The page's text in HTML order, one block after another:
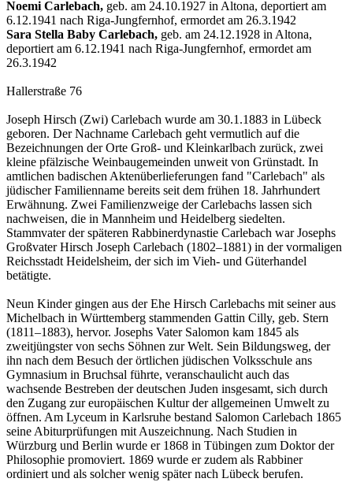
Noemi Carlebach, geb. am 24.10.1927 in Altona, deportiert am
6.12.1941 nach Riga-Jungfernhof, ermordet am 26.3.1942
Sara Stella Baby Carlebach, geb. am 24.12.1928 in Altona,
deportiert am 6.12.1941 nach Riga-Jungfernhof, ermordet am
26.3.1942
Hallerstraße 76
Joseph Hirsch (Zwi) Carlebach wurde am 30.1.1883 in Lübeck
geboren. Der Nachname Carlebach geht vermutlich auf die
Bezeichnungen der Orte Groß- und Kleinkarlbach zurück, zwei
kleine pfälzische Weinbaugemeinden unweit von Grünstadt. In
amtlichen badischen Aktenüberlieferungen fand "Carlebach" als
jüdischer Familienname bereits seit dem frühen 18. Jahrhundert
Erwähnung. Zwei Familienzweige der Carlebachs lassen sich
nachweisen, die in Mannheim und Heidelberg siedelten.
Stammvater der späteren Rabbinerdynastie Carlebach war Josephs
Großvater Hirsch Joseph Carlebach (1802–1881) in der vormaligen
Reichsstadt Heidelsheim, der sich im Vieh- und Güterhandel
betätigte.
Neun Kinder gingen aus der Ehe Hirsch Carlebachs mit seiner aus
Michelbach in Württemberg stammenden Gattin Cilly, geb. Stern
(1811–1883), hervor. Josephs Vater Salomon kam 1845 als
zweitjüngster von sechs Söhnen zur Welt. Sein Bildungsweg, der
ihn nach dem Besuch der örtlichen jüdischen Volksschule ans
Gymnasium in Bruchsal führte, veranschaulicht auch das
wachsende Bestreben der deutschen Juden insgesamt, sich durch
den Zugang zur europäischen Kultur der allgemeinen Umwelt zu
öffnen. Am Lyceum in Karlsruhe bestand Salomon Carlebach 1865
seine Abiturprüfungen mit Auszeichnung. Nach Studien in
Würzburg und Berlin wurde er 1868 in Tübingen zum Doktor der
Philosophie promoviert. 1869 wurde er zudem als Rabbiner
ordiniert und als solcher wenig später nach Lübeck berufen.